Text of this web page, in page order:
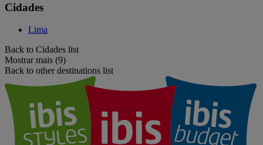
Cidades
Lima
Back to Cidades list
Mostrar mais (9)
Back to other destinations list